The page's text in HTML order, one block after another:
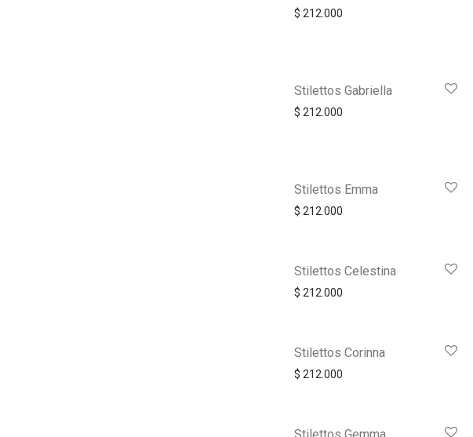
$ 212.000
Stilettos Gabriella
$ 212.000
Stilettos Emma
$ 212.000
Stilettos Celestina
$ 212.000
Stilettos Corinna
$ 212.000